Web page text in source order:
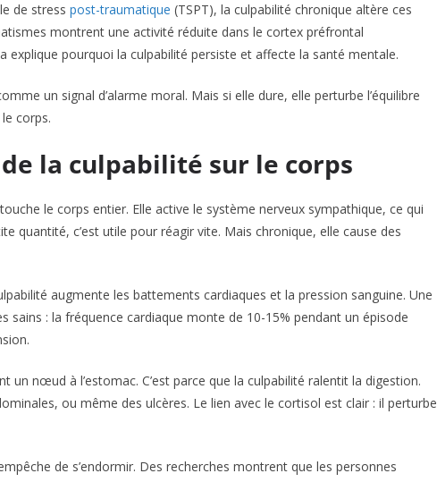
de stress post-traumatique (TSPT), la culpabilité chronique altère ces
montrent une activité réduite dans le cortex préfrontal
explique pourquoi la culpabilité persiste et affecte la santé mentale.​
un signal d’alarme moral. Mais si elle dure, elle perturbe l’équilibre
corps.​
la culpabilité sur le corps
le corps entier. Elle active le système nerveux sympathique, ce qui
quantité, c’est utile pour réagir vite. Mais chronique, elle cause des
augmente les battements cardiaques et la pression sanguine. Une
sains : la fréquence cardiaque monte de 10-15% pendant un épisode
un nœud à l’estomac. C’est parce que la culpabilité ralentit la digestion.
ou même des ulcères. Le lien avec le cortisol est clair : il perturbe
de s’endormir. Des recherches montrent que les personnes